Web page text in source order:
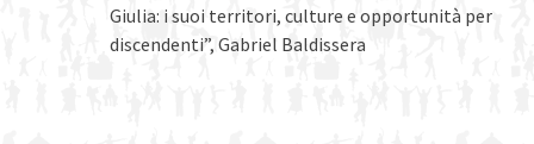
Giulia: i suoi territori, culture e opportunità per
discendenti”, Gabriel Baldissera